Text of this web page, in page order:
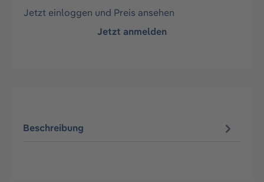
Jetzt einloggen und Preis ansehen
Jetzt anmelden
Beschreibung